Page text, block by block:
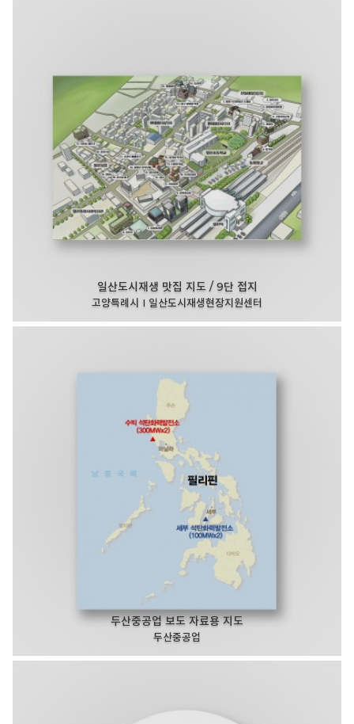
일산도시재생 맛집 지도 / 9단 접지
고양특례시 I 일산도시재생현장지원센터
두산중공업 보도 자료용 지도
두산중공업